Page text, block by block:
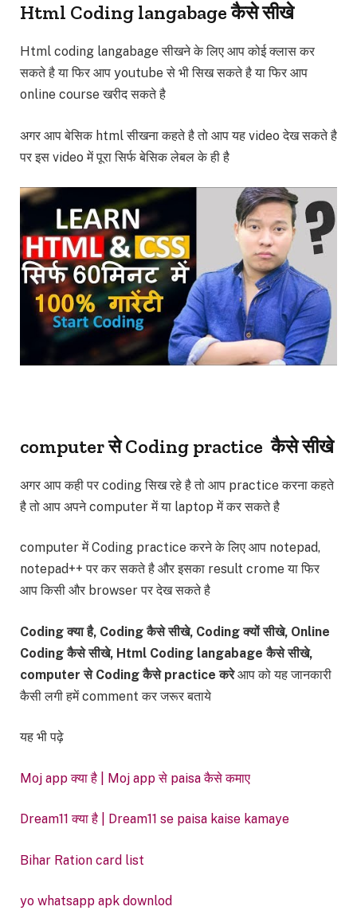
Html Coding langabage कैसे सीखे
Html coding langabage सीखने के लिए आप कोई क्लास कर
सकते है या फिर आप youtube से भी सिख सकते है या फिर आप
online course खरीद सकते है
अगर आप बेसिक html सीखना कहते है तो आप यह video देख सकते है
पर इस video में पूरा सिर्फ बेसिक लेबल के ही है
computer से Coding practice कैसे सीखे
अगर आप कही पर coding सिख रहे है तो आप practice करना कहते
है तो आप अपने computer में या laptop में कर सकते है
computer में Coding practice करने के लिए आप notepad,
notepad++ पर कर सकते है और इसका result crome या फिर
आप किसी और browser पर देख सकते है
Coding क्या है, Coding कैसे सीखे, Coding क्यों सीखे, Online
Coding कैसे सीखे, Html Coding langabage कैसे सीखे,
computer से Coding कैसे practice करेआप को यह जानकारी
कैसी लगी हमें comment कर जरूर बताये
यह भी पढ़े
Moj app क्या है | Moj app से paisa कैसे कमाए
Dream11 क्या है | Dream11 se paisa kaise kamaye
Bihar Ration card list
yo whatsapp apk downlod